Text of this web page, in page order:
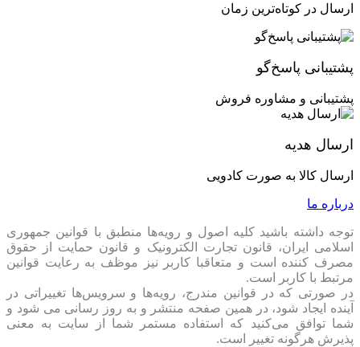
ارسال در کوتاه‌ترین زمان
پشتیبانی پاسخ‌گو
پشتیبانی و مشاوره فروش
ارسال هدیه
ارسال کالا به صورت کادویی
درباره ما
توجه داشته باشید کلیه اصول و رویه‏‌ها منطبق با قوانین جمهوری
اسلامی ایران، قانون تجارت الکترونیک و قانون حمایت از حقوق
مصرف کننده است و متعاقبا کاربر نیز موظف به رعایت قوانین
مرتبط با کاربر است.
در صورتی که در قوانین مندرج، رویه‏‌ها و سرویس‏‌ها تغییراتی در
آینده ایجاد شود، در همین صفحه منتشر و به روز رسانی می شود و
شما توافق می‏‌کنید که استفاده مستمر شما از سایت به معنی
پذیرش هرگونه تغییر است.